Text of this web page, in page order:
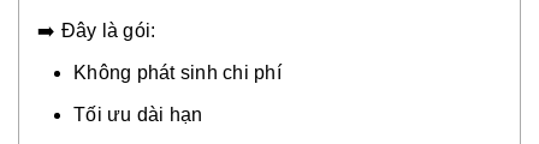
➡️ Đây là gói:
Không phát sinh chi phí
Tối ưu dài hạn